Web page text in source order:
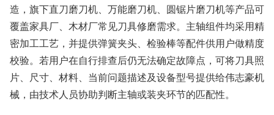
造，旗下直刀磨刀机、万能磨刀机、圆锯片磨刀机等产品可
覆盖家具厂、木材厂常见刀具修磨需求。主轴组件均采用精
密加工工艺，并提供弹簧夹头、检验棒等配件供用户做精度
校验。若用户在自行排查后仍无法确定故障点，可将刀具照
片、尺寸、材料、当前问题描述及设备型号提供给伟志豪机
械，由技术人员协助判断主轴或装夹环节的匹配性。